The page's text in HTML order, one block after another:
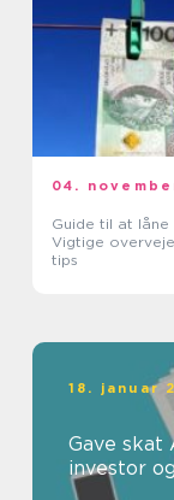
04.
Guide til at låne
Vigtige
tips
18. januar
Gave skat Alt, hvad du bør vide som
investor